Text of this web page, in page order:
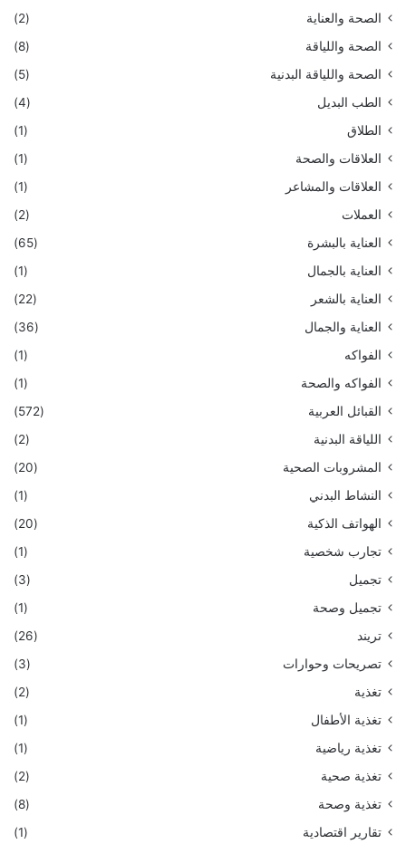
الصحة والعناية
(2)
الصحة واللياقة
(8)
الصحة واللياقة البدنية
(5)
الطب البديل
(4)
الطلاق
(1)
العلاقات والصحة
(1)
العلاقات والمشاعر
(1)
العملات
(2)
العناية بالبشرة
(65)
العناية بالجمال
(1)
العناية بالشعر
(22)
العناية والجمال
(36)
الفواكه
(1)
الفواكه والصحة
(1)
القبائل العربية
(572)
اللياقة البدنية
(2)
المشروبات الصحية
(20)
النشاط البدني
(1)
الهواتف الذكية
(20)
تجارب شخصية
(1)
تجميل
(3)
تجميل وصحة
(1)
تريند
(26)
تصريحات وحوارات
(3)
تغذية
(2)
تغذية الأطفال
(1)
تغذية رياضية
(1)
تغذية صحية
(2)
تغذية وصحة
(8)
تقارير اقتصادية
(1)